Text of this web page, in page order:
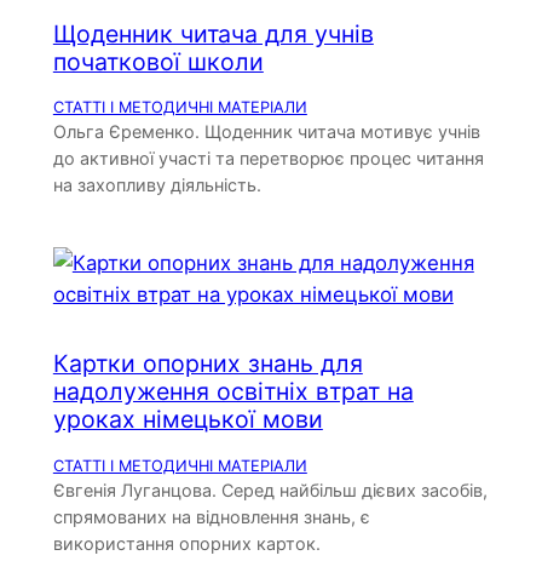
Щоденник читача для учнів
початкової школи
СТАТТІ І МЕТОДИЧНІ МАТЕРІАЛИ
Ольга Єременко. Щоденник читача мотивує учнів
до активної участі та перетворює процес читання
на захопливу діяльність.
Картки опорних знань для
надолуження освітніх втрат на
уроках німецької мови
СТАТТІ І МЕТОДИЧНІ МАТЕРІАЛИ
Євгенія Луганцова. Серед найбільш дієвих засобів,
спрямованих на відновлення знань, є
використання опорних карток.